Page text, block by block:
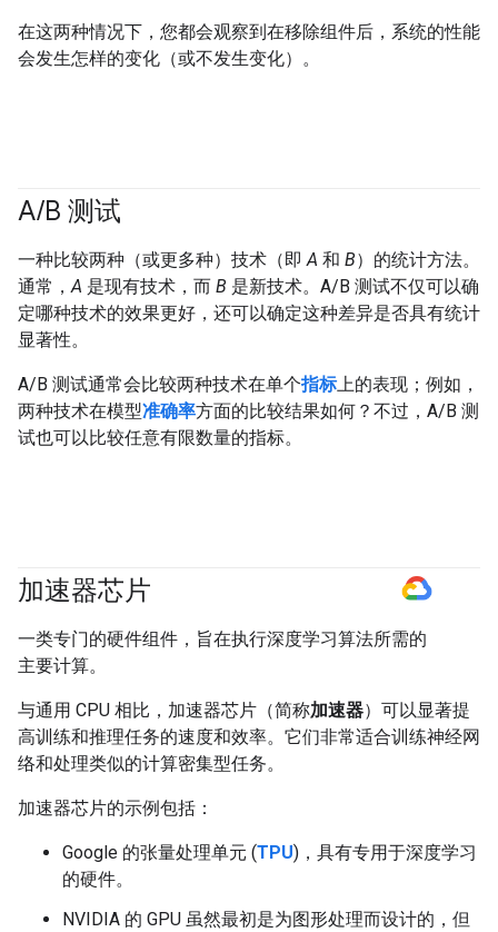
在这两种情况下，您都会观察到在移除组件后，系统的性能
会发生怎样的变化（或不发生变化）。
A/B 测试
一种比较两种（或更多种）技术（即A 和 B）的统计方法。
通常，A 是现有技术，而 B 是新技术。A/B 测试不仅可以确
定哪种技术的效果更好，还可以确定这种差异是否具有统计
显著性。
A/B 测试通常会比较两种技术在单个指标上的表现；例如，
两种技术在模型准确率方面的比较结果如何？不过，A/B 测
试也可以比较任意有限数量的指标。
加速器芯片 #GoogleCloud
一类专门的硬件组件，旨在执行深度学习算法所需的
主要计算。
与通用 CPU 相比，加速器芯片（简称加速器）可以显著提
高训练和推理任务的速度和效率。它们非常适合训练神经网
络和处理类似的计算密集型任务。
加速器芯片的示例包括：
Google 的张量处理单元 (TPU)，具有专用于深度学习
的硬件。
NVIDIA 的 GPU 虽然最初是为图形处理而设计的，但